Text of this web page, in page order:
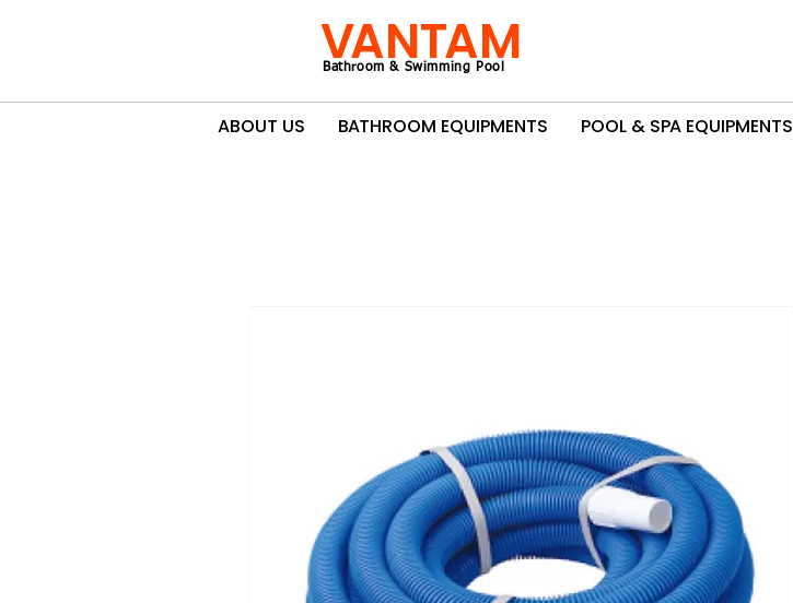
VANTAM
Bathroom & Swimming Pool
ABOUT US BATHROOM EQUIPMENTS POOL & SPA EQUIPMENTS